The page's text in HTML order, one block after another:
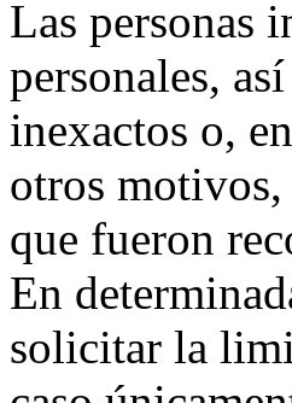
Las personas
personales,
inexactos o,
otros motivos,
que fueron
En
solicitar la